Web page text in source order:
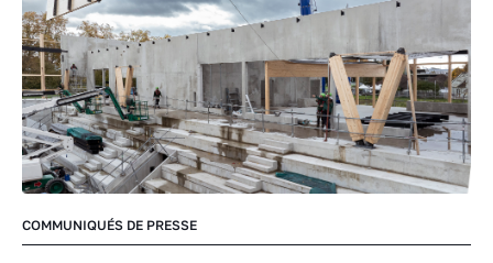
COMMUNIQUÉS DE PRESSE